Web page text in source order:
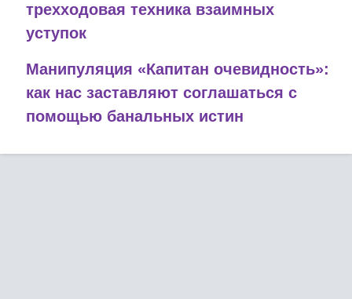
трехходовая техника взаимных
уступок
Манипуляция «Капитан очевидность»:
как нас заставляют соглашаться с
помощью банальных истин